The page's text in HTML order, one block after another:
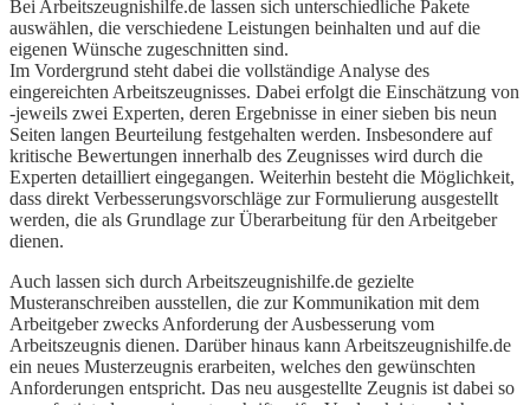
Bei Arbeitszeugnishilfe.de lassen sich unterschiedliche Pakete
auswählen, die verschiedene Leistungen beinhalten und auf die
eigenen Wünsche zugeschnitten sind.
Im Vordergrund steht dabei die vollständige Analyse des
eingereichten Arbeitszeugnisses. Dabei erfolgt die Einschätzung von
-jeweils zwei Experten, deren Ergebnisse in einer sieben bis neun
Seiten langen Beurteilung festgehalten werden. Insbesondere auf
kritische Bewertungen innerhalb des Zeugnisses wird durch die
Experten detailliert eingegangen. Weiterhin besteht die Möglichkeit,
dass direkt Verbesserungsvorschläge zur Formulierung ausgestellt
werden, die als Grundlage zur Überarbeitung für den Arbeitgeber
dienen.
Auch lassen sich durch Arbeitszeugnishilfe.de gezielte
Musteranschreiben ausstellen, die zur Kommunikation mit dem
Arbeitgeber zwecks Anforderung der Ausbesserung vom
Arbeitszeugnis dienen. Darüber hinaus kann Arbeitszeugnishilfe.de
ein neues Musterzeugnis erarbeiten, welches den gewünschten
Anforderungen entspricht. Das neu ausgestellte Zeugnis ist dabei so